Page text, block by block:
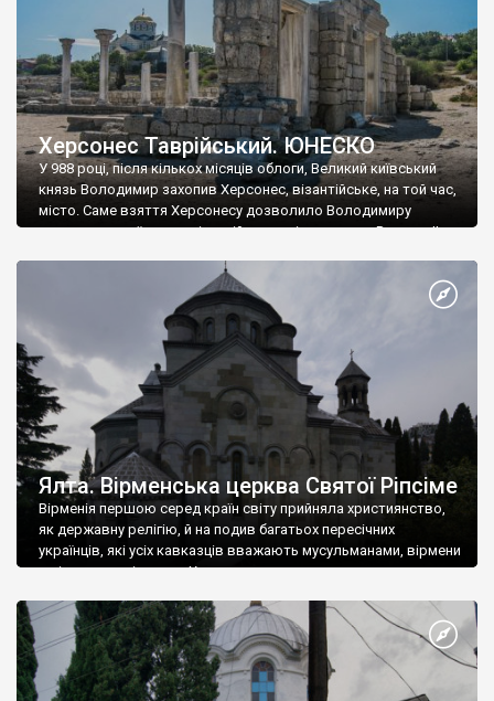
Херсонес Таврійський. ЮНЕСКО
У 988 році, після кількох місяців облоги, Великий київський
князь Володимир захопив Херсонес, візантійське, на той час,
місто. Саме взяття Херсонесу дозволило Володимиру
диктувати свої умови візантійському імператору Василю ІІ, та
Херсонесі Володимир-язичник, став Василем-християнином.
А потім було Хрещення Русі. На честь Херсонесу Таврійського
Ялта. Вірменська церква Святої Ріпсіме
Вірменія першою серед країн світу прийняла християнство,
як державну релігію, й на подив багатьох пересічних
українців, які усіх кавказців вважають мусульманами, вірмени
є відданими вірянами Христа